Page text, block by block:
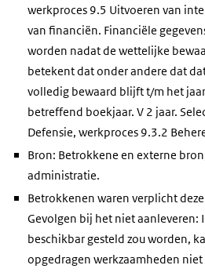
werkproces 9.5 Uitvoeren van
van financiën. Financiële
worden nadat de wettelijke
betekent dat onder andere dat
volledig bewaard blijft t/m het
betreffend boekjaar. V 2 jaar.
Defensie, werkproces 9.3.2
Bron: Betrokkene en externe
administratie.
Betrokkenen waren verplicht
Gevolgen bij het niet
beschikbar gesteld zou worden,
opgedragen werkzaamheden